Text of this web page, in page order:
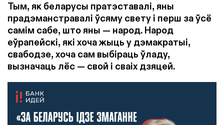
Тым, як беларусы пратэставалі, яны
прадэманстравалі ўсяму свету і перш за ўсё
самім сабе, што яны — народ. Народ
еўрапейскі, які хоча жыць у дэмакратыі,
свабодзе, хоча сам выбіраць ўладу,
вызначаць лёс — свой і сваіх дзяцей.